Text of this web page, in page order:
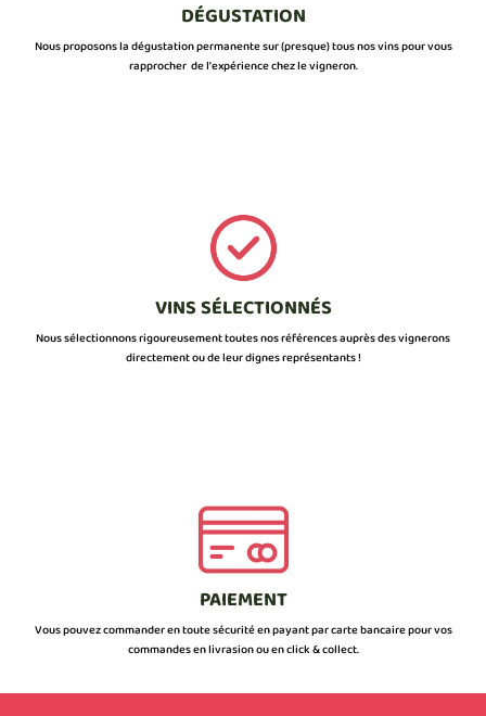
DÉGUSTATION
Nous proposons la dégustation permanente sur (presque) tous nos vins pour vous
rapprocher de l’expérience chez le vigneron.
VINS SÉLECTIONNÉS
Nous sélectionnons rigoureusement toutes nos références auprès des vignerons
directement ou de leur dignes représentants !
PAIEMENT
Vous pouvez commander en toute sécurité en payant par carte bancaire pour vos
commandes en livrasion ou en click & collect.